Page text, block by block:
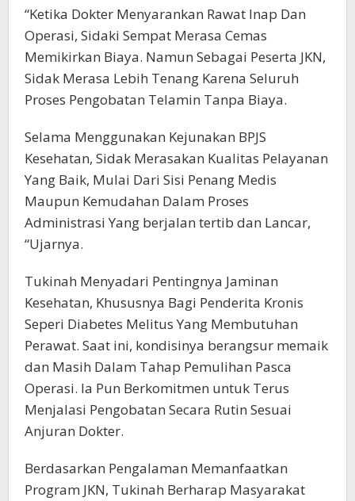
“Ketika Dokter Menyarankan Rawat Inap Dan
Operasi, Sidaki Sempat Merasa Cemas
Memikirkan Biaya. Namun Sebagai Peserta JKN,
Sidak Merasa Lebih Tenang Karena Seluruh
Proses Pengobatan Telamin Tanpa Biaya.
Selama Menggunakan Kejunakan BPJS
Kesehatan, Sidak Merasakan Kualitas Pelayanan
Yang Baik, Mulai Dari Sisi Penang Medis
Maupun Kemudahan Dalam Proses
Administrasi Yang berjalan tertib dan Lancar,
“Ujarnya.
Tukinah Menyadari Pentingnya Jaminan
Kesehatan, Khususnya Bagi Penderita Kronis
Seperi Diabetes Melitus Yang Membutuhan
Perawat. Saat ini, kondisinya berangsur memaik
dan Masih Dalam Tahap Pemulihan Pasca
Operasi. Ia Pun Berkomitmen untuk Terus
Menjalasi Pengobatan Secara Rutin Sesuai
Anjuran Dokter.
Berdasarkan Pengalaman Memanfaatkan
Program JKN, Tukinah Berharap Masyarakat